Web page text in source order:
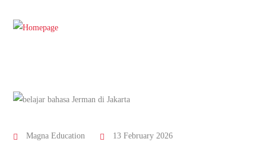
Magna Education
13 February 2026